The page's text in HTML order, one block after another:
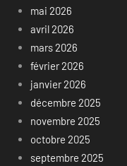
mai 2026
avril 2026
mars 2026
février 2026
janvier 2026
décembre 2025
novembre 2025
octobre 2025
septembre 2025